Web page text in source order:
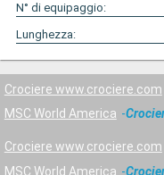
N° di equipaggio:
Lunghezza:
Crociere www.crociere.com
MSC World America
Crociere www.crociere.com
MSC World America